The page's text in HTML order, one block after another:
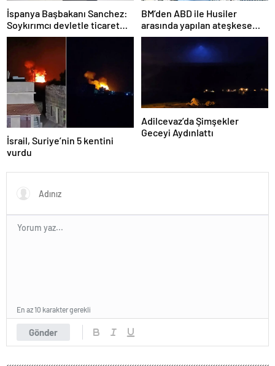
İspanya Başbakanı Sanchez:
Soykırımcı devletle ticaret
yapmayız
BM’den ABD ile Husiler
arasında yapılan ateşkese
ilişkin değerlendirme
İsrail, Suriye’nin 5 kentini
vurdu
Adilcevaz’da Şimşekler
Geceyi Aydınlattı
Gönder
En az 10 karakter gerekli